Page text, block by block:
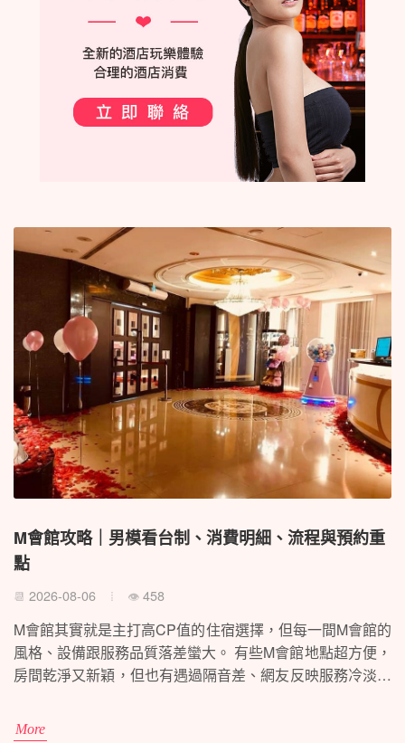
M會館攻略｜男模看台制、消費明細、流程與預約重
點
📆 2026-08-06 👁 458
M會館其實就是主打高CP值的住宿選擇，但每一間M會館的
風格、設備跟服務品質落差蠻大。 有些M會館地點超方便，
房間乾淨又新穎，但也有遇過隔音差、網友反映服務冷淡的
施內容，避開常見的地雷房型，才不會踩雷。 這篇幫你整
More